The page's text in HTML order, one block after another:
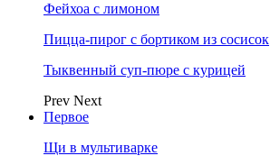
Фейхоа с лимоном
Пицца-пирог с бортиком из сосисок
Тыквенный суп-пюре с курицей
Prev Next
Первое
Щи в мультиварке